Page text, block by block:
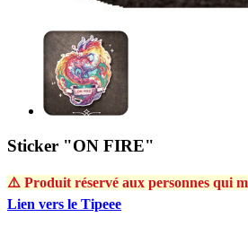
Sticker "ON FIRE"
⚠️ Produit réservé aux personnes qui
Lien vers le Tipeee